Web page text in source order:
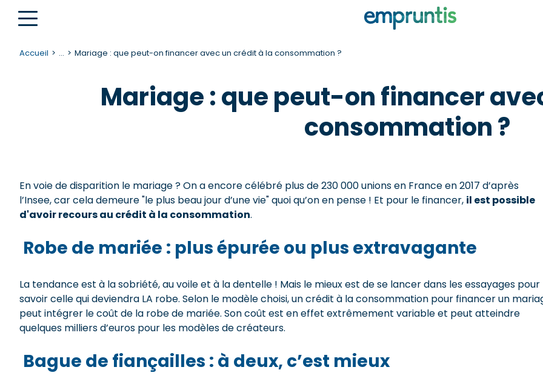
Accueil ... Mariage : que peut-on financer avec un crédit à la consommation ?
Mariage : que peut-on financer
consommation ?
En voie de disparition le mariage ? On a encore célébré plus de 230 000 unions en France en 2017 d’après
l’Insee, car cela demeure "le plus beau jour d’une vie" quoi qu’on en pense ! Et pour le financer, il est possible
d'avoir recours au crédit à la consommation.
Robe de mariée : plus épurée ou plus extravagante
La tendance est à la sobriété, au voile et à la dentelle ! Mais le mieux est de se lancer dans les essayages pour
savoir celle qui deviendra LA robe. Selon le modèle choisi, un crédit à la consommation pour financer un
peut intégrer le coût de la robe de mariée. Son coût est en effet extrêmement variable et peut atteindre
quelques milliers d’euros pour les modèles de créateurs.
Bague de fiançailles : à deux, c’est mieux